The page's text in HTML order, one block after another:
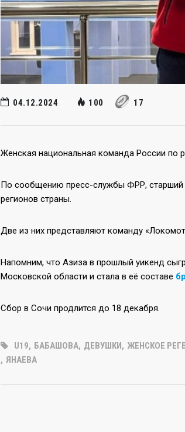
04.12.2024 100 17
Женская национальная команда России по
По сообщению пресс-службы ФРР, старший
регионов страны.
Две из них представляют команду
Напомним, что Азиза в прошлый уикенд
Московской области и стала в её составе
Сбор в Сочи продлится до 18 декабря.
U19, БАБАШОВА, ДЕВУШКИ , ЖЕНСКОЕ
, ЯНАЕВА